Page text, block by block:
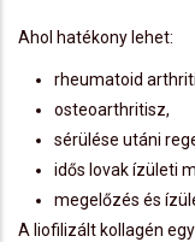
Ahol hatékony lehet:
rheumatoid
osteoarthritisz,
sérülése utáni
idős lovak ízületi
megelőzés és
A liofilizált kollagén